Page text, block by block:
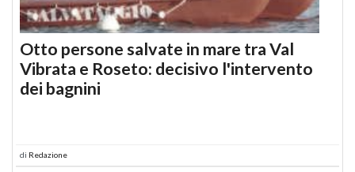
Otto persone salvate in mare tra Val
Vibrata e Roseto: decisivo l'intervento
dei bagnini
di Redazione